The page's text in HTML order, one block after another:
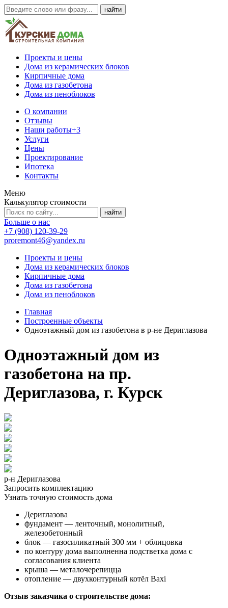
Проекты и цены
Дома из керамических блоков
Кирпичные дома
Дома из газобетона
Дома из пеноблоков
О компании
Отзывы
Наши работы+3
Услуги
Цены
Проектирование
Ипотека
Контакты
Меню
Калькулятор стоимости
Больше о нас
+7 (908) 120-39-29
proremont46@yandex.ru
Проекты и цены
Дома из керамических блоков
Кирпичные дома
Дома из газобетона
Дома из пеноблоков
Главная
Построенные объекты
Одноэтажный дом из газобетона в р-не Дериглазова
Одноэтажный дом из
газобетона на пр.
Дериглазова, г. Курск
р-н Дериглазова
Запросить комплектацию
Узнать точную стоимость дома
Дериглазова
фундамент — ленточный, монолитный,
железобетонный
блок — газосиликатный 300 мм + облицовка
по контуру дома выполненна подстветка дома с
согласования клиента
крыша — металочерепицца
отопление — двухконтурный котёл Baxi
Отзыв заказчика о строительстве дома: